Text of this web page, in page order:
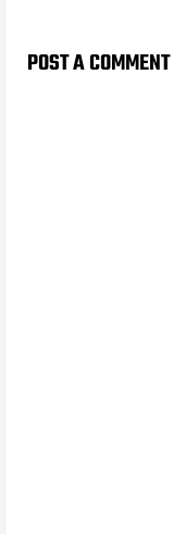
POST A COMMENT